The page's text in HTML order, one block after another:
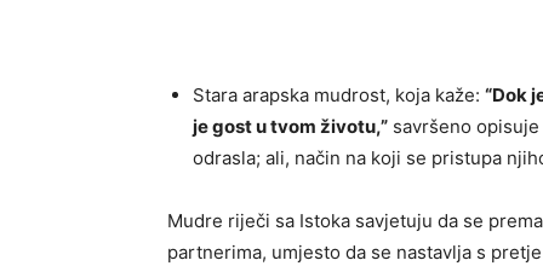
Stara arapska mudrost, koja kaže: “Dok
je gost u tvom životu,” savršeno
odrasla; ali, način na koji se pristupa
Mudre riječi sa Istoka savjetuju da se
partnerima, umjesto da se nastavlja s